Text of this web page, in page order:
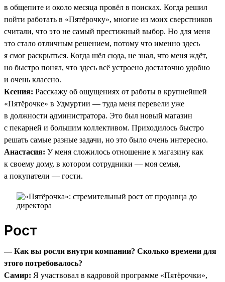
в общепите и около месяца провёл в поисках. Когда решил
пойти работать в «Пятёрочку», многие из моих сверстников
считали, что это не самый престижный выбор. Но для меня
это стало отличным решением, потому что именно здесь
я смог раскрыться. Когда шёл сюда, не знал, что меня ждёт,
но быстро понял, что здесь всё устроено достаточно удобно
и очень классно.
Ксения: Расскажу об ощущениях от работы в крупнейшей
«Пятёрочке» в Удмуртии — туда меня перевели уже
в должности администратора. Это был новый магазин
с пекарней и большим коллективом. Приходилось быстро
решать самые разные задачи, но это было очень интересно.
Анастасия: У меня сложилось отношение к магазину как
к своему дому, в котором сотрудники — моя семья,
а покупатели — гости.
Рост
— Как вы росли внутри компании? Сколько времени для
этого потребовалось?
Самир: Я участвовал в кадровой программе «Пятёрочки»,